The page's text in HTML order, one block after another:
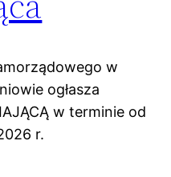
w
ogłasza
w terminie od
r.